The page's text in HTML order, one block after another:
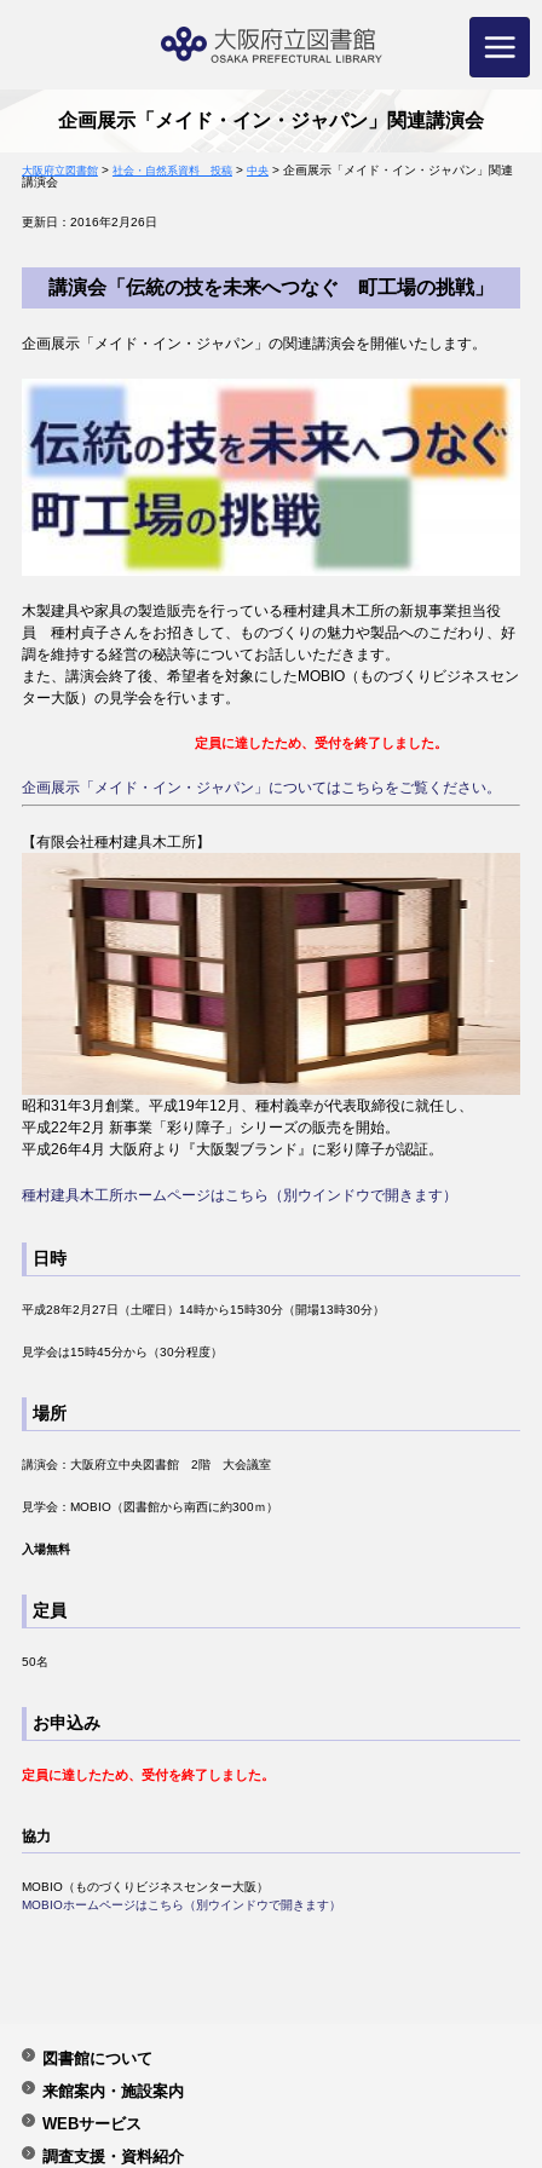
企画展示「メイド・イン・ジャパン」関連講演会
大阪府立図書館> 社会・自然系資料 投稿> 中央> 企画展示「メイド・イン・ジャパン」関連
講演会
更新日：2016年2月26日
講演会「伝統の技を未来へつなぐ 町工場の挑戦」
企画展示「メイド・イン・ジャパン」の関連講演会を開催いたします。
木製建具や家具の製造販売を行っている種村建具木工所の新規事業担当役
員 種村貞子さんをお招きして、ものづくりの魅力や製品へのこだわり、好
調を維持する経営の秘訣等についてお話しいただきます。
また、講演会終了後、希望者を対象にしたMOBIO（ものづくりビジネスセン
ター大阪）の見学会を行います。
定員に達したため、受付を終了しました。
企画展示「メイド・イン・ジャパン」についてはこちらをご覧ください。
【有限会社種村建具木工所】
昭和31年3月創業。平成19年12月、種村義幸が代表取締役に就任し、
平成22年2月 新事業「彩り障子」シリーズの販売を開始。
平成26年4月 大阪府より『大阪製ブランド』に彩り障子が認証。
種村建具木工所ホームページはこちら（別ウインドウで開きます）
日時
平成28年2月27日（土曜日）14時から15時30分（開場13時30分）
見学会は15時45分から（30分程度）
場所
講演会：大阪府立中央図書館 2階 大会議室
見学会：MOBIO（図書館から南西に約300ｍ）
入場無料
定員
50名
お申込み
定員に達したため、受付を終了しました。
協力
MOBIO（ものづくりビジネスセンター大阪）
MOBIOホームページはこちら（別ウインドウで開きます）
図書館について
来館案内・施設案内
WEBサービス
調査支援・資料紹介